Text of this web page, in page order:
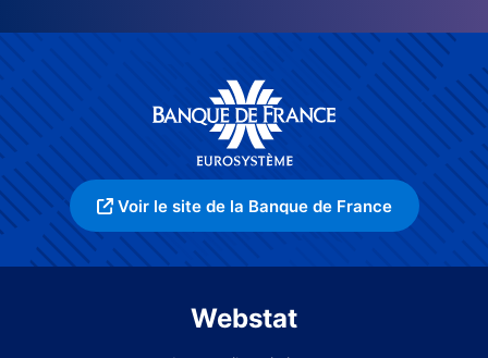
Voir le site de la Banque de France
Webstat